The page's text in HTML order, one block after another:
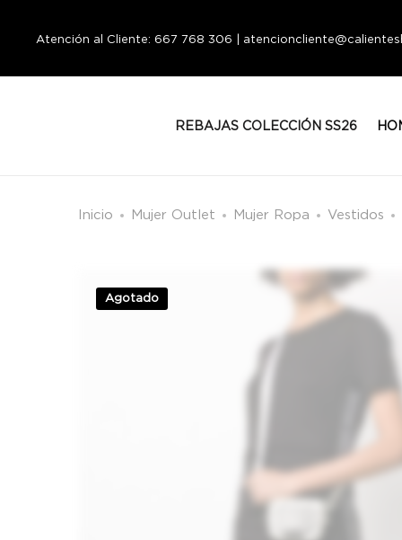
Atención al Cliente: 667 768 306 |
REBAJAS COLECCIÓN SS26
Inicio Mujer Outlet Mujer Ropa Vestidos
Agotado